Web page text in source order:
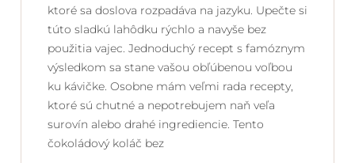
ktoré sa doslova rozpadáva na jazyku. Upečte si
túto sladkú lahôdku rýchlo a navyše bez
použitia vajec. Jednoduchý recept s famóznym
výsledkom sa stane vašou obľúbenou voľbou
ku kávičke. Osobne mám veľmi rada recepty,
ktoré sú chutné a nepotrebujem naň veľa
surovín alebo drahé ingrediencie. Tento
čokoládový koláč bez